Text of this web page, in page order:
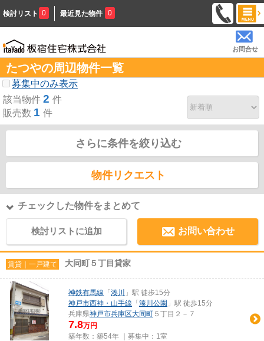
検討リスト 0 最近見た物件 0
お問合せ
たつやの周辺物件一覧
募集中のみ表示
該当物件 2 件
販売数 1 件
さらに条件を絞り込む
物件リクエスト
チェックした物件をまとめて
検討リストに追加 お問い合わせ
賃貸｜一戸建て 大同町５丁目貸家
神鉄有馬線 「 湊川
」駅 徒歩15分
神戸市西神・山手線 「 湊川公園 」駅 徒歩15分
兵庫県神戸市兵庫区大同町 ５丁目２－７
7.8万円
築年数：築54年 ｜募集中： 1室